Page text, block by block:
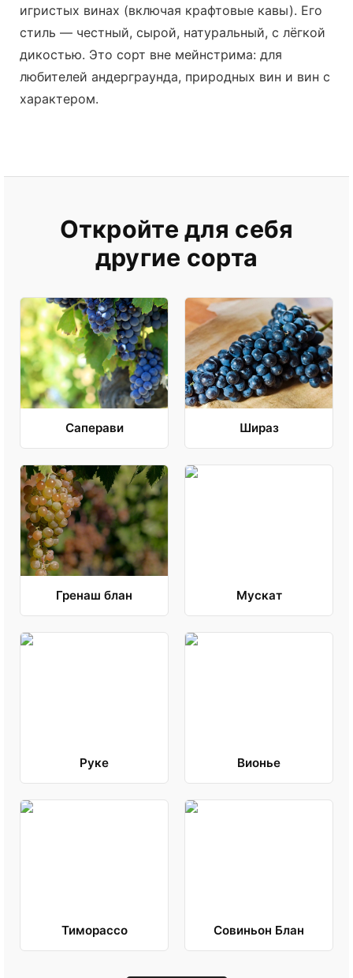
игристых винах (включая крафтовые кавы). Его
стиль — честный, сырой, натуральный, с лёгкой
дикостью. Это сорт вне мейнстрима: для
любителей андерграунда, природных вин и вин с
характером.
Откройте для себя
другие сорта
Саперави Шираз
Гренаш блан Мускат
Руке Вионье
Тиморассо Совиньон Блан